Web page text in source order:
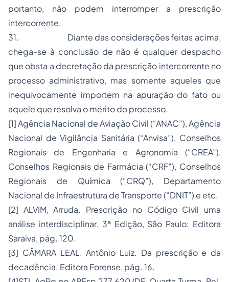
portanto, não podem interromper a prescrição
intercorrente.
31. Diante das considerações feitas acima,
chega-se à conclusão de não é qualquer despacho
que obsta a decretação da prescrição intercorrente no
processo administrativo, mas somente aqueles que
inequivocamente importem na apuração do fato ou
aquele que resolva o mérito do processo.
[1]Agência Nacional de Aviação Civil (“ANAC”), Agência
Nacional de Vigilância Sanitária (“Anvisa”), Conselhos
Regionais de Engenharia e Agronomia (“CREA”),
Conselhos Regionais de Farmácia (“CRF”), Conselhos
Regionais de Química (“CRQ”), Departamento
Nacional de Infraestrutura de Transporte (“DNIT”) e etc.
[2] ALVIM, Arruda. Prescrição no Código Civil uma
análise interdisciplinar, 3ª Edição, São Paulo: Editora
Saraiva, pág. 120.
[3] CÂMARA LEAL. Antônio Luiz. Da prescrição e da
decadência. Editora Forense, pág. 16.